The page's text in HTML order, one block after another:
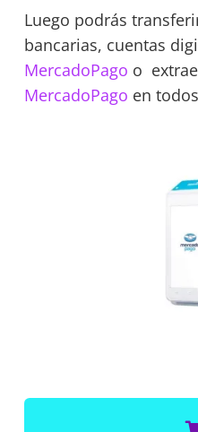
Luego podrás
bancarias, cuentas
MercadoPago o
MercadoPago en